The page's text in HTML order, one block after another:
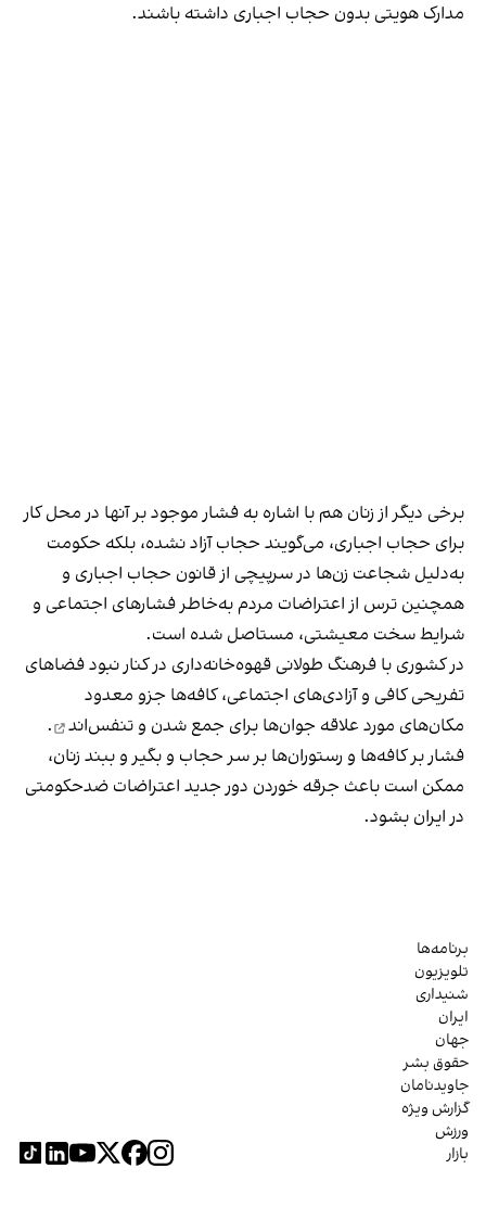
مدارک هویتی بدون حجاب اجباری داشته باشند.
برخی دیگر از زنان هم با اشاره به فشار موجود بر آنها در محل کار
برای حجاب اجباری، می‌گویند حجاب آزاد نشده، بلکه حکومت
به‌دلیل شجاعت زن‌ها در سرپیچی از قانون حجاب اجباری و
همچنین ترس از اعتراضات مردم به‌خاطر فشارهای اجتماعی و
شرایط سخت معیشتی، مستاصل شده است.
در کشوری با فرهنگ طولانی قهوه‌‌خانه‌داری در کنار نبود فضاهای
تفریحی کافی و آزادی‌های اجتماعی، کافه‌ها جزو معدود
مکان‌های مورد علاقه جوان‌ها برای جمع شدن و تنفس‌اند
.
فشار بر کافه‌ها و رستوران‌ها بر سر حجاب و بگیر و ببند زنان،
ممکن است باعث جرقه خوردن دور جدید اعتراضات ضدحکومتی
در ایران بشود.
برنامه‌ها
تلویزیون
شنیداری
ایران
جهان
حقوق بشر
جاویدنامان
گزارش ویژه
ورزش
بازار